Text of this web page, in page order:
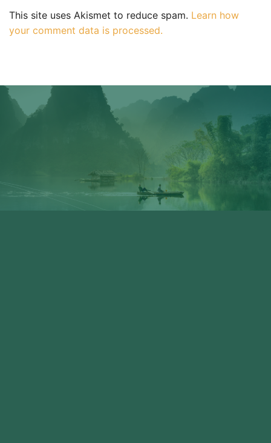
This site uses Akismet to reduce spam. Learn how
your comment data is processed.